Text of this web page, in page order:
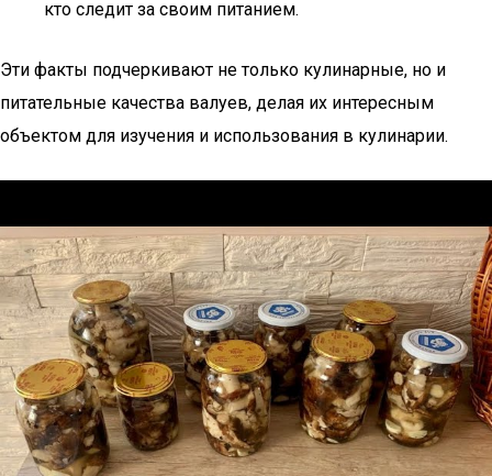
кто следит за своим питанием.
Эти факты подчеркивают не только кулинарные, но и
питательные качества валуев, делая их интересным
объектом для изучения и использования в кулинарии.